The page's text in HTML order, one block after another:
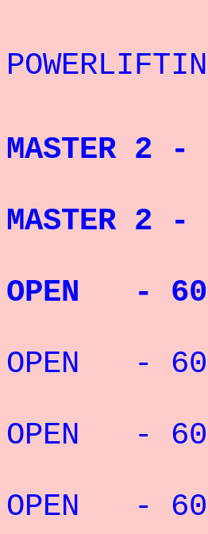
4°
MASTER 2
MASTER 2
OPEN -
OPEN - 60
OPEN -
OPEN -